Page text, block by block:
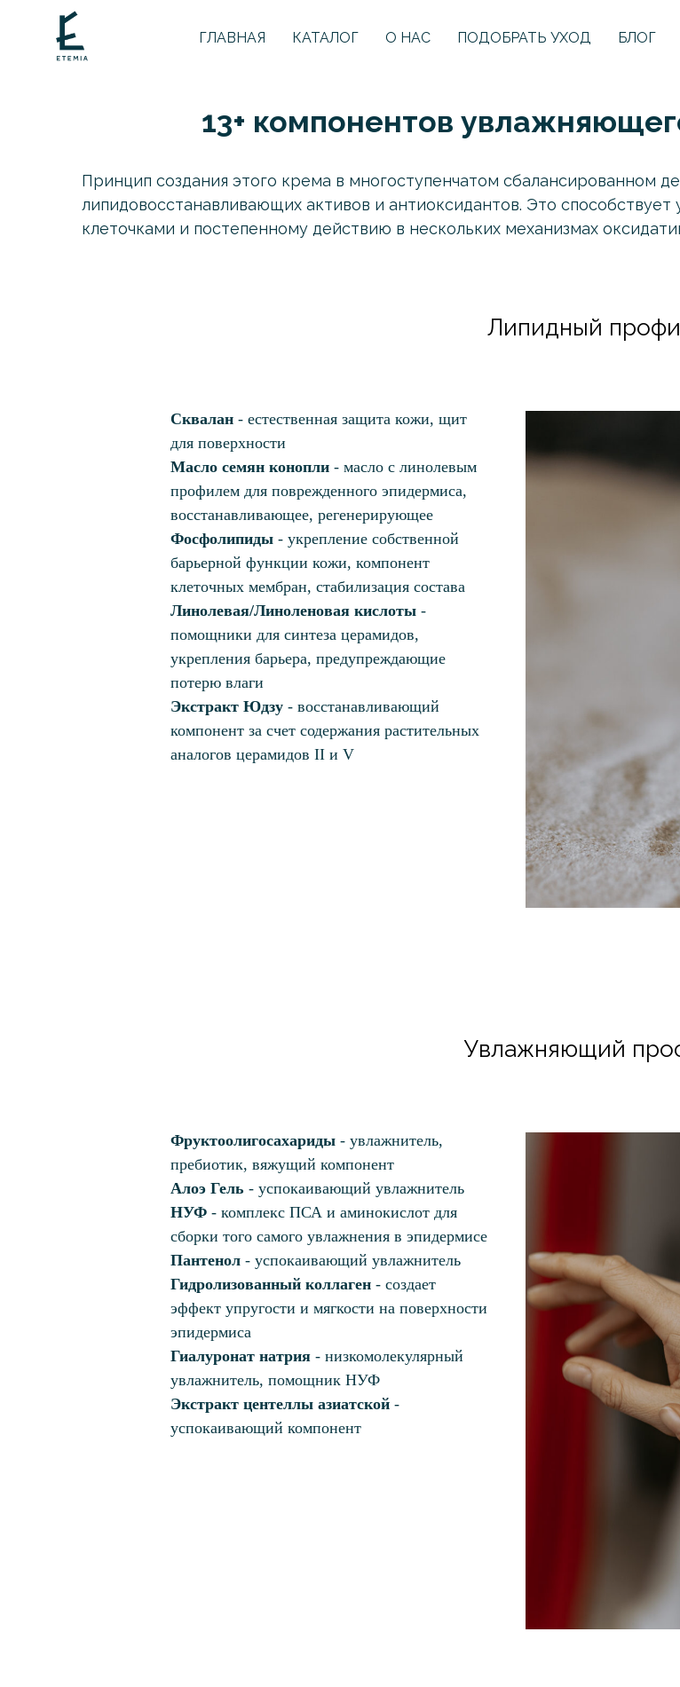
ГЛАВНАЯ КАТАЛОГ О НАС ПОДОБРАТЬ УХОД БЛОГ
13+ компонентов
Принцип создания этого крема в многоступенчатом сбалансированном
липидовосстанавливающих активов и антиоксидантов. Это
клеточками и постепенному действию в нескольких механизмах
Липидный
Сквалан - естественная защита кожи, щит
для поверхности
Масло семян конопли - масло с линолевым
профилем для поврежденного эпидермиса,
восстанавливающее, регенерирующее
Фосфолипиды - укрепление собственной
барьерной функции кожи, компонент
клеточных мембран, стабилизация состава
Линолевая/Линоленовая кислоты -
помощники для синтеза церамидов,
укрепления барьера, предупреждающие
потерю влаги
Экстракт Юдзу - восстанавливающий
компонент за счет содержания растительных
аналогов церамидов II и V
Увлажняющий
Фруктоолигосахариды - увлажнитель,
пребиотик, вяжущий компонент
Алоэ Гель - успокаивающий увлажнитель
НУФ - комплекс ПСА и аминокислот для
сборки того самого увлажнения в эпидермисе
Пантенол - успокаивающий увлажнитель
Гидролизованный коллаген - создает
эффект упругости и мягкости на поверхности
эпидермиса
Гиалуронат натрия - низкомолекулярный
увлажнитель, помощник НУФ
Экстракт центеллы азиатской -
успокаивающий компонент